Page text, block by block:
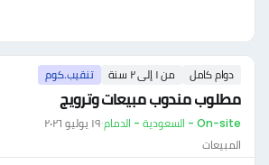
دوام كامل من ١ إلى ٢ سنة تنقيب.كوم
مطلوب مندوب مبيعات وترويج
On-site - السعودية - الدمام ·١٩ يوليو ٢٠٢٦
المبيعات